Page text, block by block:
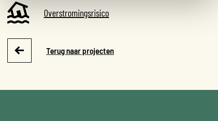
Overstromingsrisico
Terug naar projecten